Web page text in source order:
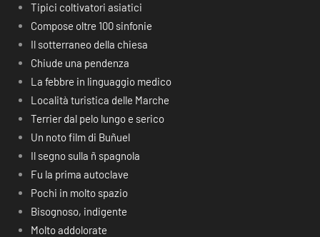
Tipici coltivatori asiatici
Compose oltre 100 sinfonie
Il sotterraneo della chiesa
Chiude una pendenza
La febbre in linguaggio medico
Località turistica delle Marche
Terrier dal pelo lungo e serico
Un noto film di Buñuel
Il segno sulla ñ spagnola
Fu la prima autoclave
Pochi in molto spazio
Bisognoso, indigente
Molto addolorate